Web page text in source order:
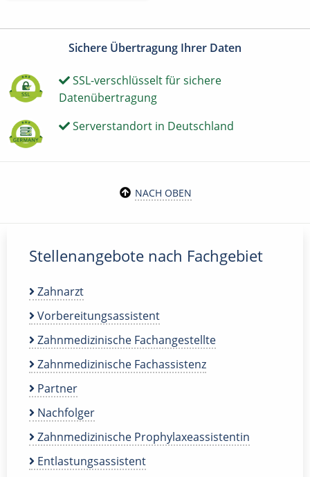
Sichere Übertragung Ihrer Daten
SSL-verschlüsselt für sichere
Datenübertragung
Serverstandort in Deutschland
NACH OBEN
Stellenangebote nach Fachgebiet
Zahnarzt
Vorbereitungsassistent
Zahnmedizinische Fachangestellte
Zahnmedizinische Fachassistenz
Partner
Nachfolger
Zahnmedizinische Prophylaxeassistentin
Entlastungsassistent